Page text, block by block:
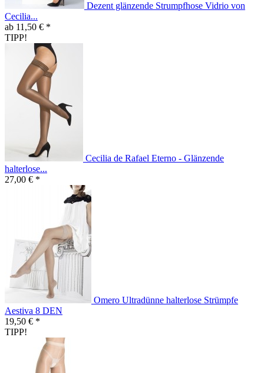
Dezent glänzende Strumpfhose Vidrio von
Cecilia...
ab 11,50 € *
TIPP!
Cecilia de Rafael Eterno - Glänzende
halterlose...
27,00 € *
Omero Ultradünne halterlose Strümpfe
Aestiva 8 DEN
19,50 € *
TIPP!